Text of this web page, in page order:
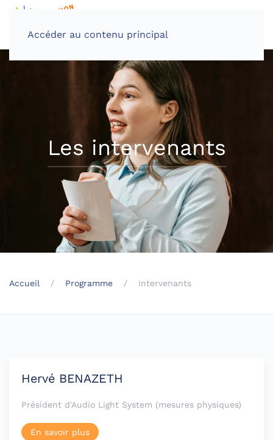
Accéder au contenu principal
Les intervenants
Accueil Programme Intervenants
Hervé BENAZETH
Président d'Audio Light System (mesures physiques)
En savoir plus